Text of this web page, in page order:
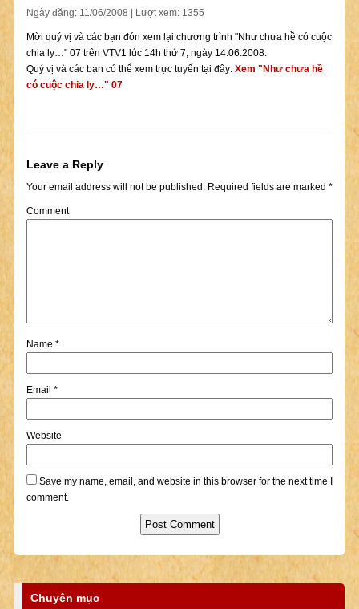
Ngày đăng: 11/06/2008 | Lượt xem: 1355
Mời quý vị và các bạn đón xem lại chương trình "Như chưa hề có cuộc
chia ly…" 07 trên VTV1 lúc 14h thứ 7, ngày 14.06.2008.
Quý vị và các bạn có thể xem trực tuyến tại đây: Xem "Như chưa hề
có cuộc chia ly…" 07
Leave a Reply
Your email address will not be published.Required fields are marked *
Comment
Name *
Email *
Website
Save my name, email, and website in this browser for the next time I
comment.
Chuyên mục